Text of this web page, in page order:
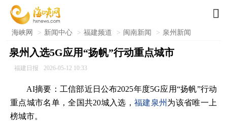

海峡网 > 新闻中心 > 福建频道 > 闽南新闻 > 泉州新闻
泉州入选5G应用“扬帆”行动重点城市
福建日报 2026-05-12 10:33
AI摘要：工信部近日公布2025年度5G应用“扬帆”行动
重点城市名单，全国共20城入选， 福建泉州 为该省唯一上
榜城市。